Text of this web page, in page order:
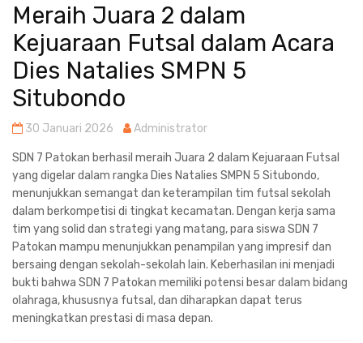
Meraih Juara 2 dalam
Kejuaraan Futsal dalam Acara
Dies Natalies SMPN 5
Situbondo
30 Januari 2026 Administrator
SDN 7 Patokan berhasil meraih Juara 2 dalam Kejuaraan Futsal
yang digelar dalam rangka Dies Natalies SMPN 5 Situbondo,
menunjukkan semangat dan keterampilan tim futsal sekolah
dalam berkompetisi di tingkat kecamatan. Dengan kerja sama
tim yang solid dan strategi yang matang, para siswa SDN 7
Patokan mampu menunjukkan penampilan yang impresif dan
bersaing dengan sekolah-sekolah lain. Keberhasilan ini menjadi
bukti bahwa SDN 7 Patokan memiliki potensi besar dalam bidang
olahraga, khususnya futsal, dan diharapkan dapat terus
meningkatkan prestasi di masa depan.